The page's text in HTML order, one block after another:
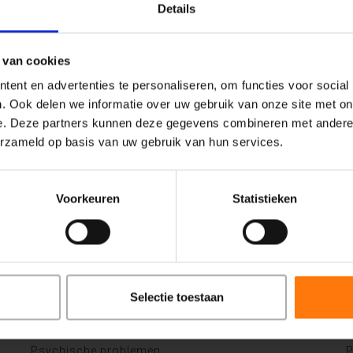
Details
cookies
en advertenties te personaliseren, om functies voor social
Ook delen we informatie over uw gebruik van onze site met
Deze partners kunnen deze gegevens combineren met
op basis van uw gebruik van hun services.
Voorkeuren Statistieken
Selectie toestaan
verstandelijke beperking en bijkomende psychiatrische
leven terug te geven. De cliënt staat bij mij
en het verbeteren van de kwaliteit
bekijken we samen welke werkwijze het beste
gaan op wat u welkunt inplaats van wat u niet kunt. Ik
dit te bereiken werk ik met technieken uit de cognitieve
uw klachten, maar op uzelf, uw
Zorg bij Centiv